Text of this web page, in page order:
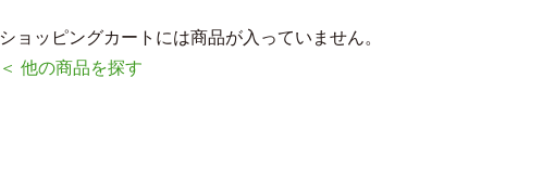
ショッピングカートには商品が入っていません。
＜ 他の商品を探す